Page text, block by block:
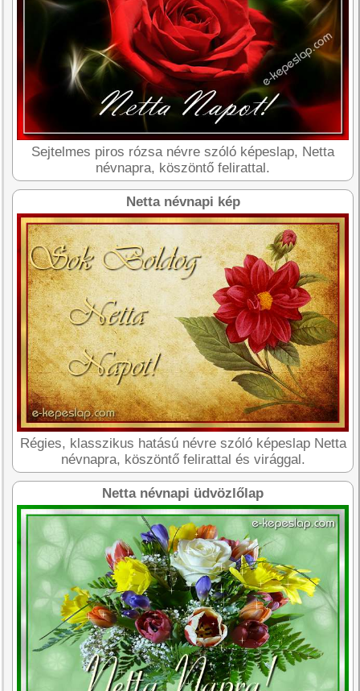
Sejtelmes piros rózsa névre szóló képeslap, Netta
névnapra, köszöntő felirattal.
Netta névnapi kép
Régies, klasszikus hatású névre szóló képeslap Netta
névnapra, köszöntő felirattal és virággal.
Netta névnapi üdvözlőlap